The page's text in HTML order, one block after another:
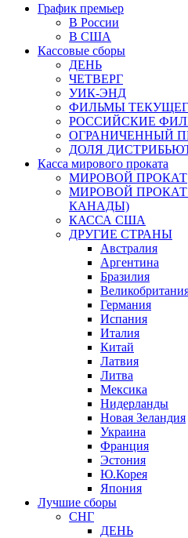
График премьер
В России
В США
Кассовые сборы
ДЕНЬ
ЧЕТВЕРГ
УИК-ЭНД
ФИЛЬМЫ
РОССИЙСКИЕ
ОГРАНИЧЕННЫЙ
ДОЛЯ
Касса мирового проката
МИРОВОЙ ПРОКАТ
МИРОВОЙ ПРОКАТ
КАНАДЫ)
КАССА США
ДРУГИЕ СТРАНЫ
Австралия
Аргентина
Бразилия
Германия
Испания
Италия
Китай
Латвия
Литва
Мексика
Нидерланды
Новая Зеландия
Украина
Франция
Эстония
Ю.Корея
Япония
Лучшие сборы
СНГ
ДЕНЬ